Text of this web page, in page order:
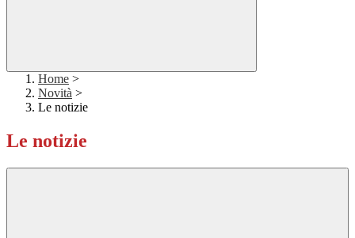
Home >
Novità >
Le notizie
Le notizie